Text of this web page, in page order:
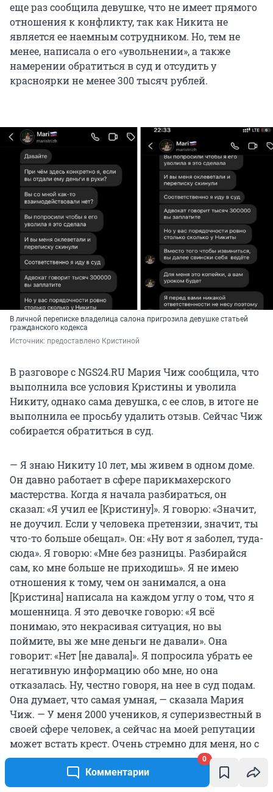
Комментарии
0
еще раз сообщила девушке, что не имеет прямого
отношения к конфликту, так как Никита не
является ее наемным сотрудником. Но, тем не
менее, написала о его «увольнении», а также
намерении обратиться в суд и отсудить у
красноярки не менее 300 тысяч рублей.
В личной переписке владелица салона пригрозила девушке статьей
гражданского кодекса
Источник: предоставлено Кристиной
В разговоре с NGS24.RU Мария Чиж сообщила, что
выполнила все условия Кристины и уволила
Никиту, однако сама девушка, с ее слов, в итоге не
выполнила ее просьбу удалить отзыв. Сейчас Чиж
собирается обратиться в суд.
— Я знаю Никиту 10 лет, мы живем в одном доме.
Он давно работает в сфере парикмахерского
мастерства. Когда я начала разбираться, он
сказал: «Я учил ее [Кристину]». Я говорю: «Значит,
не доучил. Если у человека претензии, значит, ты
что-то больше обещал». Он: «Ну вот я заболел, туда-
сюда». Я говорю: «Мне без разницы. Разбирайся
сам, ко мне больше не приходишь». Я не имею
отношения к тому, чем он занимался, а она
[Кристина] написала на каждом углу о том, что я
мошенница. Я это девочке говорю: «Я всё
понимаю, это некрасивая ситуация, но вы
поймите, вы же мне деньги не давали». Она
говорит: «Нет [не давала]». Я попросила убрать ее
негативную информацию обо мне, но она
отказалась. Ну, честно говоря, на нее в суд подам.
Она думает, что самая умная, — сказала Мария
Чиж. — У меня 2000 учеников, я суперизвестный в
своей сфере человек, а сейчас на моей репутации
может встать крест. Очень стремно для меня, но с
другой стороны, я знаю, что все, кто меня знает,
просто смеются над этой ситуацией. Как к
человеку может прилипнуть то, что к нему никак